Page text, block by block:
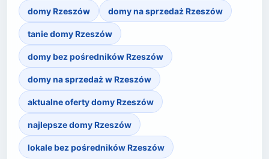
domy Rzeszów domy na sprzedaż Rzeszów
tanie domy Rzeszów
domy bez pośredników Rzeszów
domy na sprzedaż w Rzeszów
aktualne oferty domy Rzeszów
najlepsze domy Rzeszów
lokale bez pośredników Rzeszów